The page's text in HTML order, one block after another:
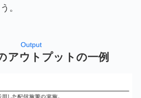
。
Output
アウトプットの一例